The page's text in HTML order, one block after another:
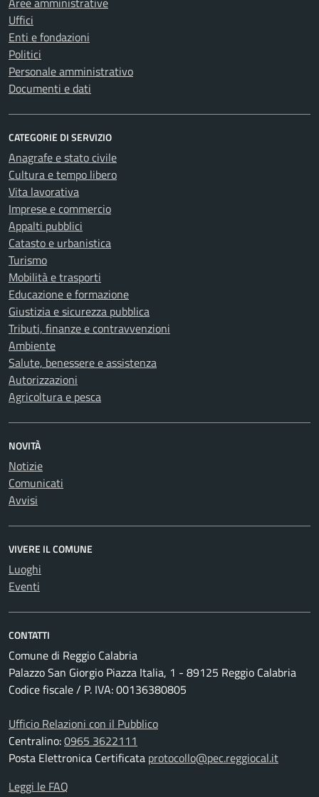
Uffici
Enti e fondazioni
Politici
Personale amministrativo
Documenti e dati
CATEGORIE DI SERVIZIO
Anagrafe e stato civile
Cultura e tempo libero
Vita lavorativa
Imprese e commercio
Appalti pubblici
Catasto e urbanistica
Turismo
Mobilità e trasporti
Educazione e formazione
Giustizia e sicurezza pubblica
Tributi, finanze e contravvenzioni
Ambiente
Salute, benessere e assistenza
Autorizzazioni
Agricoltura e pesca
NOVITÀ
Notizie
Comunicati
Avvisi
VIVERE IL COMUNE
Luoghi
Eventi
CONTATTI
Comune di Reggio Calabria
Palazzo San Giorgio Piazza Italia, 1 - 89125 Reggio Calabria
Codice fiscale / P. IVA: 00136380805
Ufficio Relazioni con il Pubblico
Centralino:0965 3622111
Posta Elettronica Certificata protocollo@pec.reggiocal.it
Leggi le FAQ